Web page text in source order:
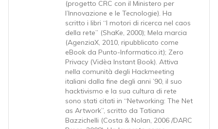
(progetto CRC con il Ministero per
l’Innovazione e le Tecnologie). Ha
scritto i libri “I motori di ricerca nel caos
della rete” (ShaKe, 2000); Mela marcia
(AgenziaX, 2010, ripubblicato come
eBook da Punto-Informatico.it); Zero
Privacy (Vidèa Instant Book). Attiva
nella comunità degli Hackmeeting
italiani dalla fine degli anni ’90, il suo
hacktivismo e la sua cultura di rete
sono stati citati in “Networking: The Net
as Artwork”, scritto da Tatiana
Bazzichelli (Costa & Nolan, 2006 /DARC